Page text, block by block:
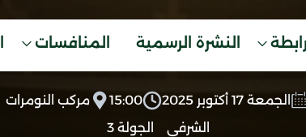
النشرة الرسمية المنافسات
الجمعة 17 أكتوبر 2025 15:00
مركب النومرات
الشرفي
الجولة 3